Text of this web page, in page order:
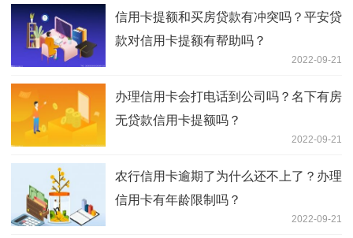
信用卡提额和买房贷款有冲突吗？平安贷
款对信用卡提额有帮助吗？
2022-09-21
办理信用卡会打电话到公司吗？名下有房
无贷款信用卡提额吗？
2022-09-21
农行信用卡逾期了为什么还不上了？办理
信用卡有年龄限制吗？
2022-09-21